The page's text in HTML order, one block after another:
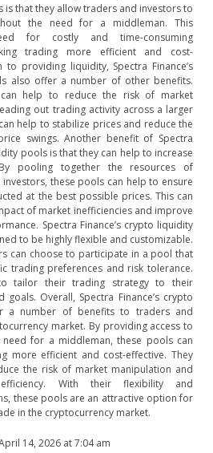
that they allow traders and investors to
the need for a middleman. This
for costly and time-consuming
trading more efficient and cost-
to providing liquidity, Spectra Finance’s
also offer a number of other benefits.
help to reduce the risk of market
out trading activity across a larger
help to stabilize prices and reduce the
swings. Another benefit of Spectra
pools is that they can help to increase
pooling together the resources of
these pools can help to ensure
at the best possible prices. This can
of market inefficiencies and improve
Spectra Finance’s crypto liquidity
to be highly flexible and customizable.
can choose to participate in a pool that
trading preferences and risk tolerance.
tailor their trading strategy to their
goals. Overall, Spectra Finance’s crypto
a number of benefits to traders and
market. By providing access to
for a middleman, these pools can
more efficient and cost-effective. They
the risk of market manipulation and
With their flexibility and
these pools are an attractive option for
in the cryptocurrency market.
14, 2026 at 7:04 am